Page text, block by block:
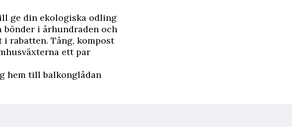
ge din ekologiska odling
bönder i århundraden och
rabatten. Tång, kompost
ett par
hem till balkonglådan